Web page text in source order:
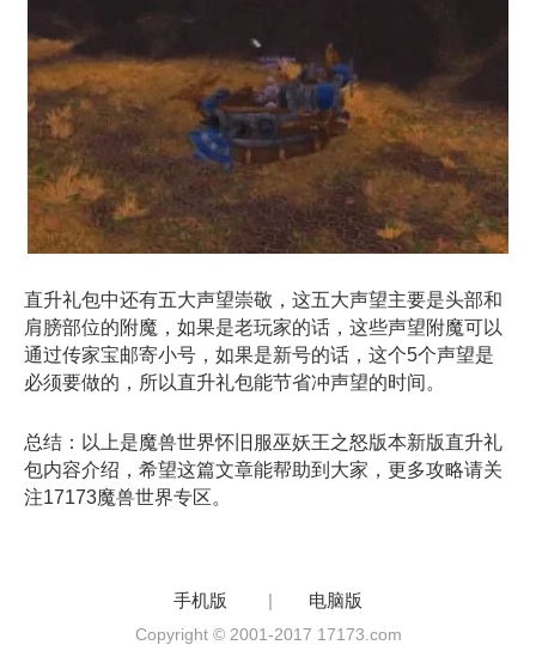
直升礼包中还有五大声望崇敬，这五大声望主要是头部和
肩膀部位的附魔，如果是老玩家的话，这些声望附魔可以
通过传家宝邮寄小号，如果是新号的话，这个5个声望是
必须要做的，所以直升礼包能节省冲声望的时间。
总结：以上是魔兽世界怀旧服巫妖王之怒版本新版直升礼
包内容介绍，希望这篇文章能帮助到大家，更多攻略请关
注17173魔兽世界专区。
手机版 | 电脑版
Copyright © 2001-2017 17173.com